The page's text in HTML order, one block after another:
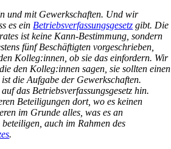
und mit Gewerkschaften. Und wir
es ein Betriebsverfassungsgesetz gibt. Die
ist keine Kann-Bestimmung, sondern
fünf Beschäftigten vorgeschrieben,
Kolleg:innen, ob sie das einfordern. Wir
den Kolleg:innen sagen, sie sollten einen
die Aufgabe der Gewerkschaften.
das Betriebsverfassungsgesetz hin.
Beteiligungen dort, wo es keinen
im Grunde alles, was es an
auch im Rahmen des
.